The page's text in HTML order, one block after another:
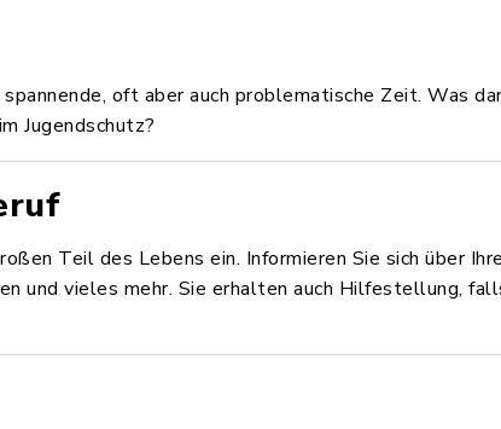
spannende, oft aber auch problematische Zeit. Was
Jugendschutz?
Teil des Lebens ein. Informieren Sie sich über
und vieles mehr. Sie erhalten auch Hilfestellung,